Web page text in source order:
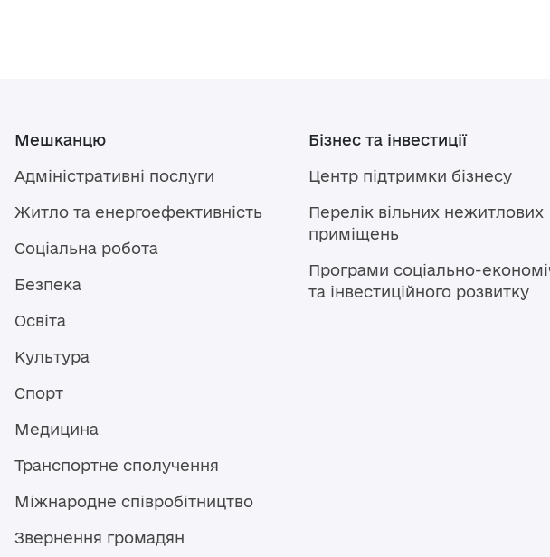
Мешканцю
Адміністративні послуги
Житло та енергоефективність
Соціальна робота
Безпека
Освіта
Культура
Спорт
Медицина
Транспортне сполучення
Міжнародне співробітництво
Звернення громадян
Бізнес та інвестиції
Центр підтримки бізнесу
Перелік вільних нежитлових
приміщень
Програми соціально-
та інвестиційного розвитку